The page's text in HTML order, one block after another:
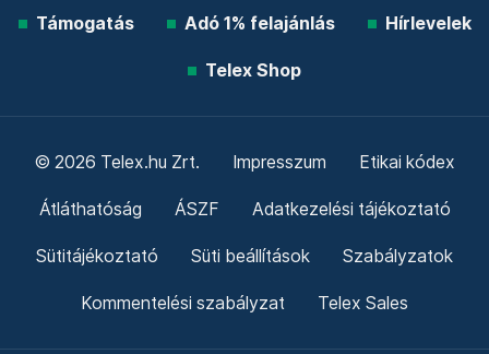
Támogatás Adó 1% felajánlás Hírlevelek
Telex Shop
© 2026 Telex.hu Zrt. Impresszum Etikai kódex
Átláthatóság ÁSZF Adatkezelési tájékoztató
Sütitájékoztató Süti beállítások Szabályzatok
Kommentelési szabályzat Telex Sales